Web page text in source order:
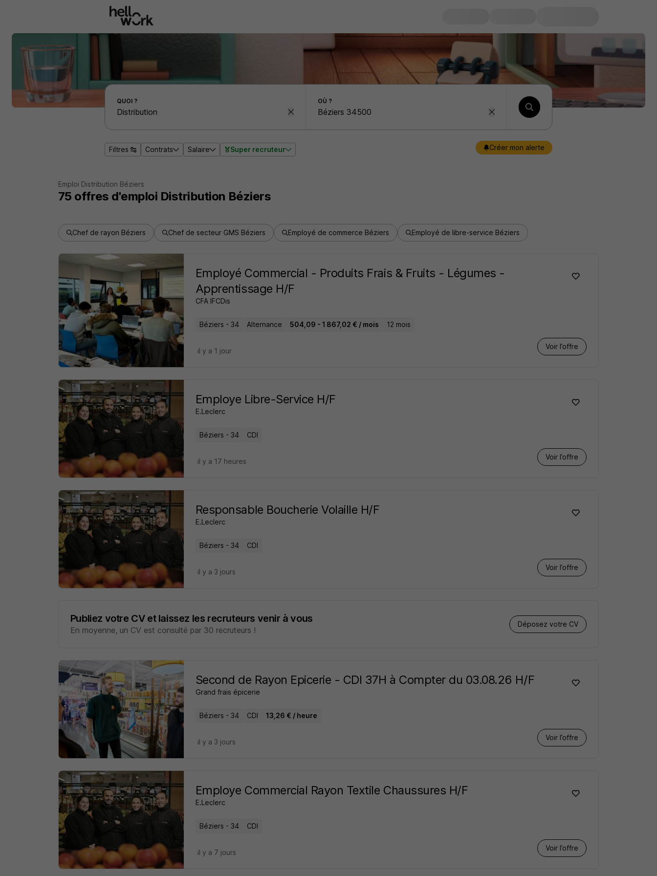
Effectuer une recherche d'emploi par localité
QUOI ? OÙ ?
Filtres Contrats Salaire Super recruteur Créer mon alerte
Emploi Distribution Béziers
75 offres d'emploi Distribution Béziers
Chef de rayon Béziers Chef de secteur GMS Béziers Employé de commerce Béziers Employé de libre-service Béziers
Employé Commercial - Produits Frais & Fruits - Légumes -
Apprentissage H/F
CFA IFCDis
Béziers - 34 Alternance 504,09 - 1 867,02 € / mois 12 mois
Voir l’offre
il y a 1 jour
Employe Libre-Service H/F
E.Leclerc
Béziers - 34 CDI
Voir l’offre
il y a 17 heures
Responsable Boucherie Volaille H/F
E.Leclerc
Béziers - 34 CDI
Voir l’offre
il y a 3 jours
Publiez votre CV et laissez les recruteurs venir à vous
En moyenne, un CV est consulté par 30 recruteurs !
Déposez votre CV
Second de Rayon Epicerie - CDI 37H à Compter du 03.08.26 H/F
Grand frais épicerie
Béziers - 34 CDI 13,26 € / heure
Voir l’offre
il y a 3 jours
Employe Commercial Rayon Textile Chaussures H/F
E.Leclerc
Béziers - 34 CDI
Voir l’offre
il y a 7 jours